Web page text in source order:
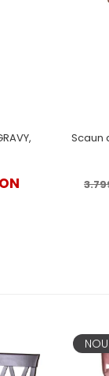
Scaun
NOU